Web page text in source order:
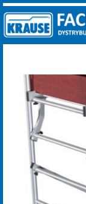
Przejdź
do
treści